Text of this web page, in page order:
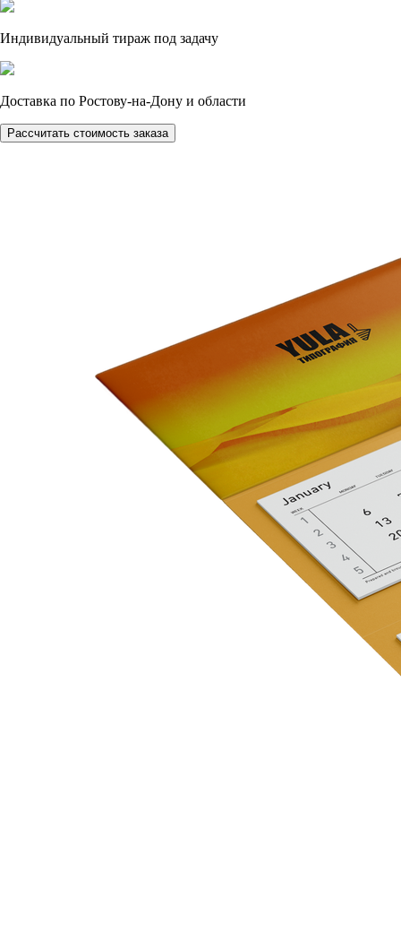
Индивидуальный тираж под задачу
Доставка по Ростову-на-Дону и области
Рассчитать стоимость заказа